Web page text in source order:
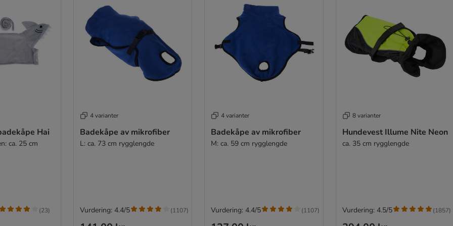
Hai
ca. 25 cm
(23)
4 varianter
Badekåpe av mikrofiber
L: ca. 73 cm rygglengde
Vurdering: 4.4/5 (1107)
4 varianter
Badekåpe av mikrofiber
M: ca. 59 cm rygglengde
Vurdering: 4.4/5 (1107)
8 varianter
Hundevest Illume Nite Neon
ca. 35 cm rygglengde
Vurdering: 4.5/5 (1857)